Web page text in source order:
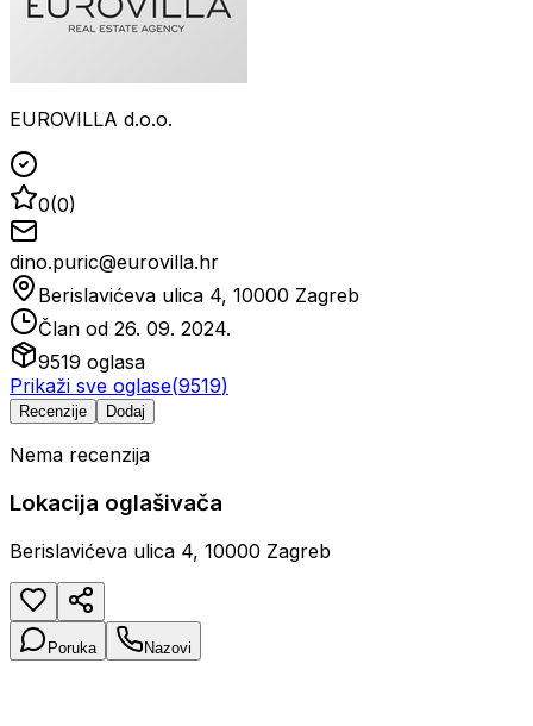
EUROVILLA d.o.o.
0(0)
dino.puric@eurovilla.hr
Berislavićeva ulica 4, 10000 Zagreb
Član od 26. 09. 2024.
9519 oglasa
Prikaži sve oglase(9519)
Recenzije Dodaj
Nema recenzija
Lokacija oglašivača
Berislavićeva ulica 4, 10000 Zagreb
Poruka Nazovi